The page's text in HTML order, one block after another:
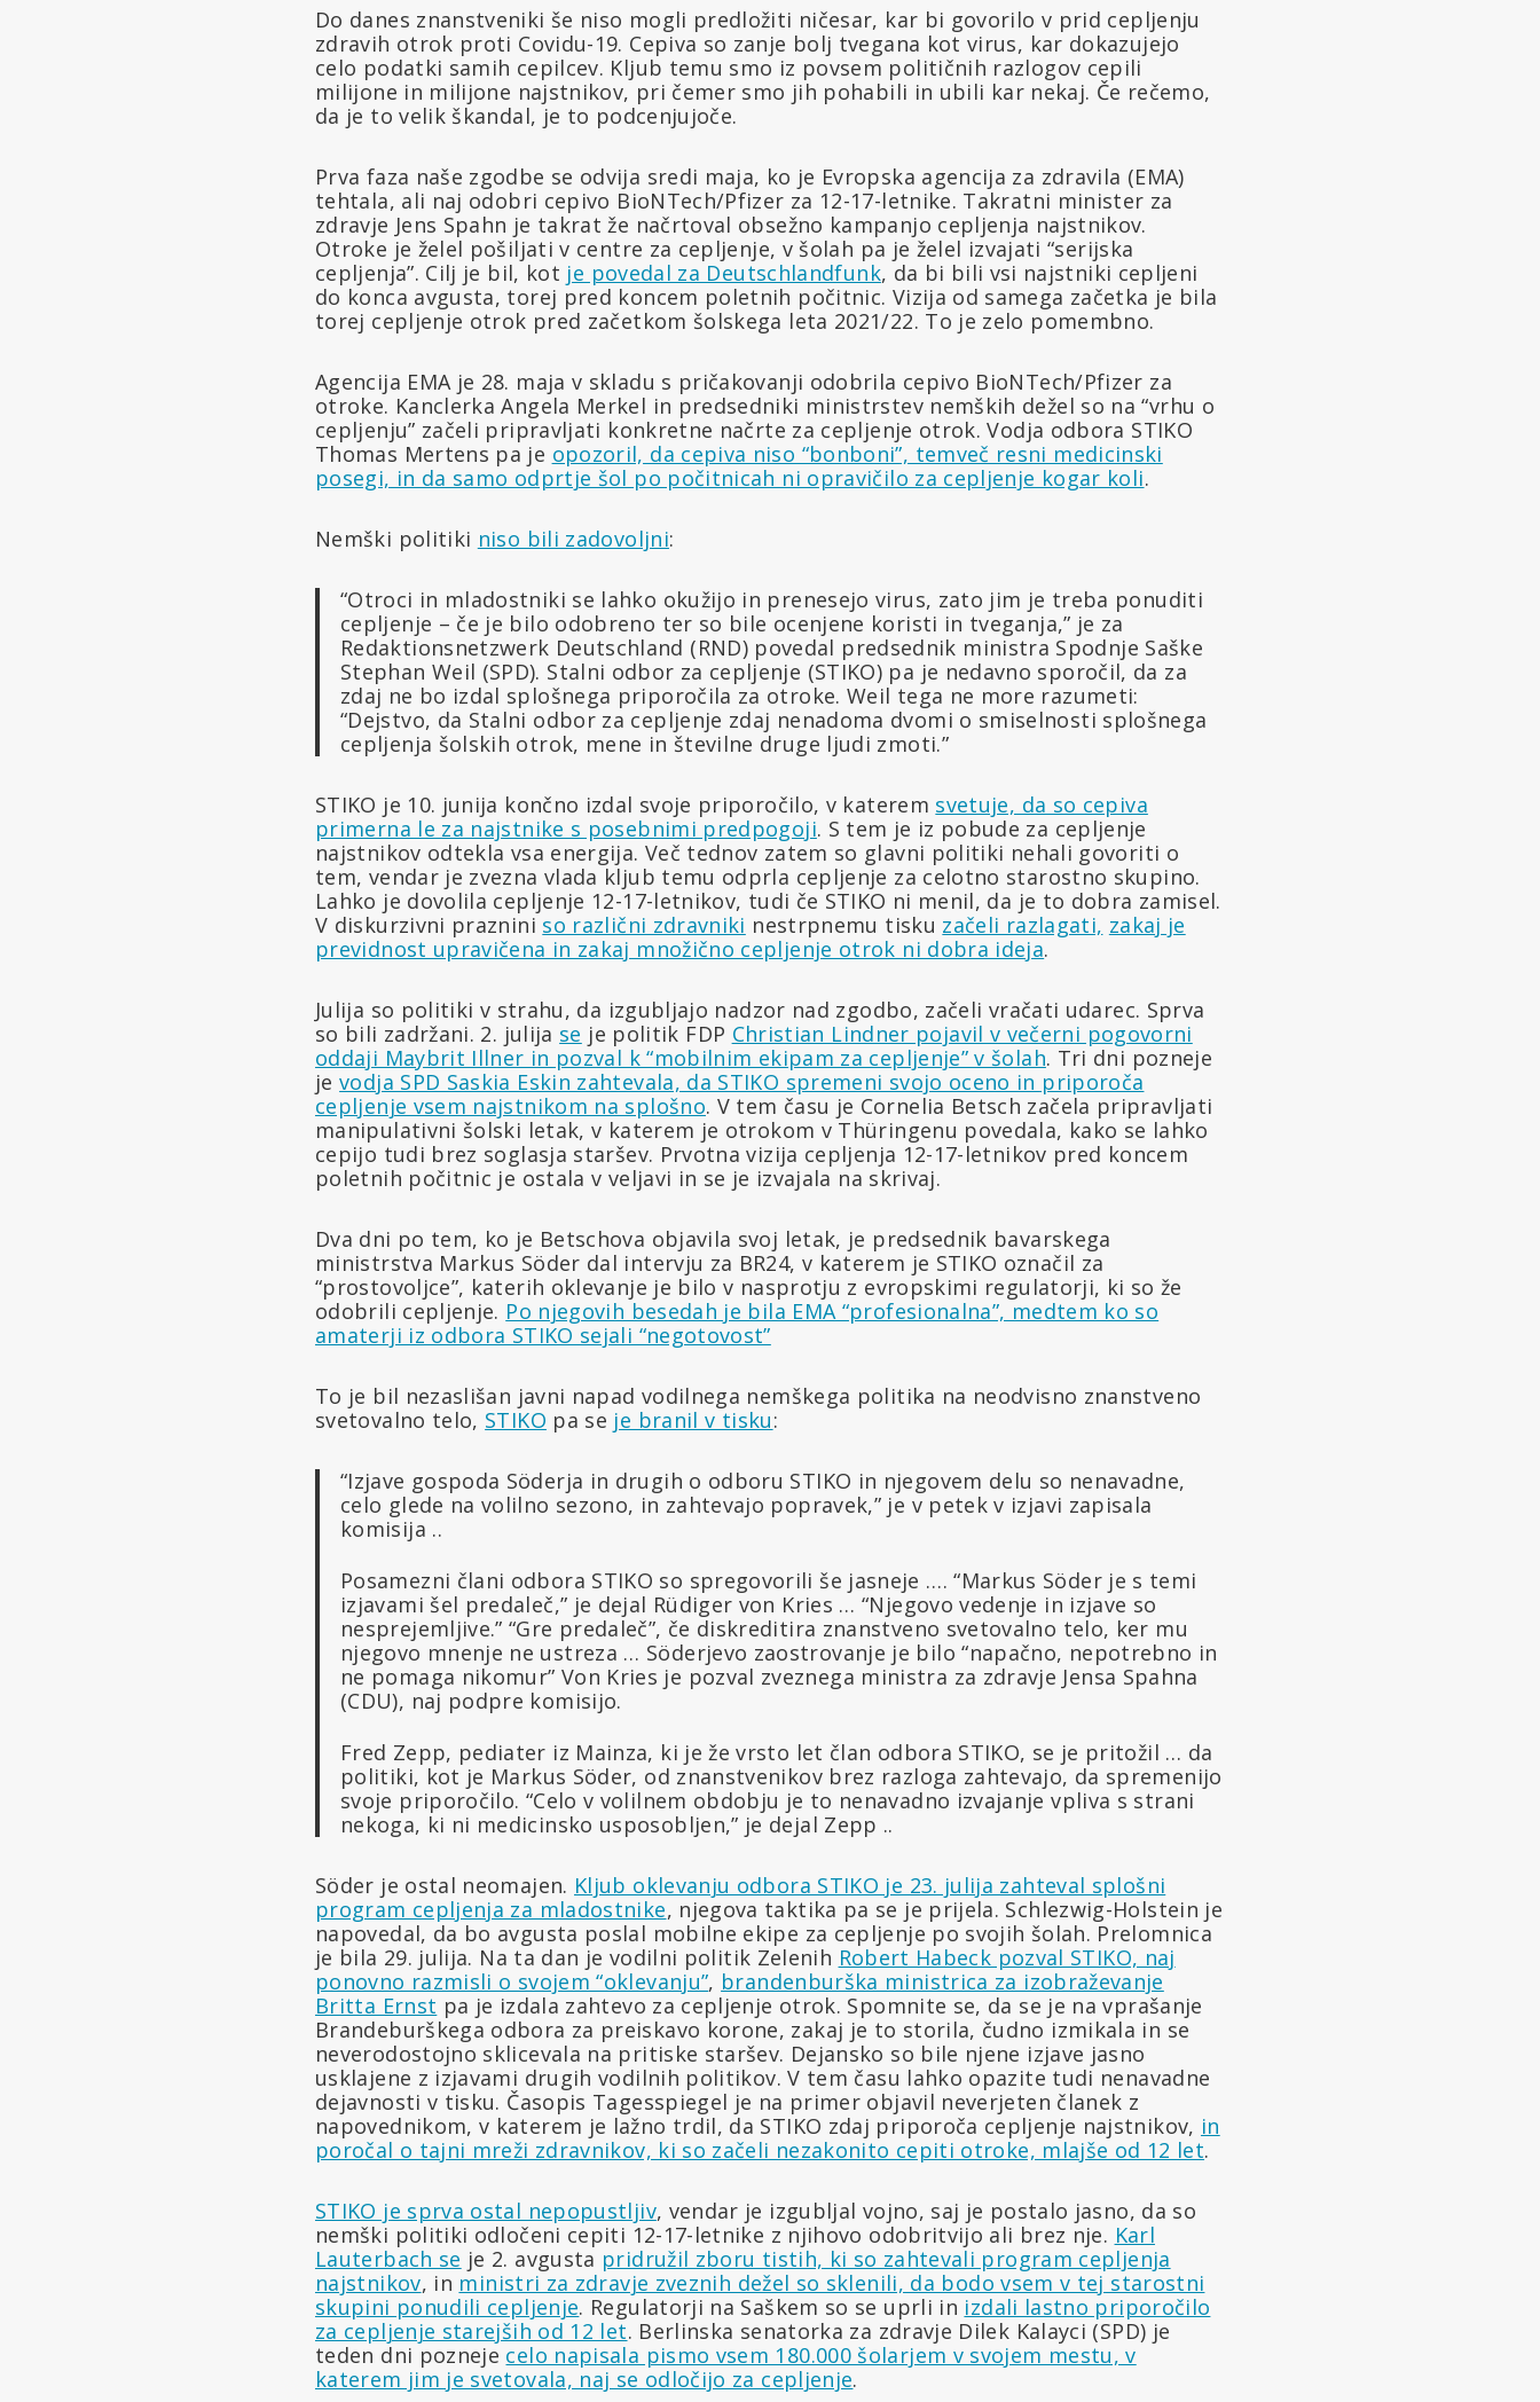
Do danes znanstveniki še niso mogli predložiti ničesar, kar bi govorilo v prid cepljenju
zdravih otrok proti Covidu-19. Cepiva so zanje bolj tvegana kot virus, kar dokazujejo
celo podatki samih cepilcev. Kljub temu smo iz povsem političnih razlogov cepili
milijone in milijone najstnikov, pri čemer smo jih pohabili in ubili kar nekaj. Če rečemo,
da je to velik škandal, je to podcenjujoče.
Prva faza naše zgodbe se odvija sredi maja, ko je Evropska agencija za zdravila (EMA)
tehtala, ali naj odobri cepivo BioNTech/Pfizer za 12-17-letnike. Takratni minister za
zdravje Jens Spahn je takrat že načrtoval obsežno kampanjo cepljenja najstnikov.
Otroke je želel pošiljati v centre za cepljenje, v šolah pa je želel izvajati “serijska
cepljenja”. Cilj je bil, kot je povedal za Deutschlandfunk, da bi bili vsi najstniki cepljeni
do konca avgusta, torej pred koncem poletnih počitnic. Vizija od samega začetka je bila
torej cepljenje otrok pred začetkom šolskega leta 2021/22. To je zelo pomembno.
Agencija EMA je 28. maja v skladu s pričakovanji odobrila cepivo BioNTech/Pfizer za
otroke. Kanclerka Angela Merkel in predsedniki ministrstev nemških dežel so na “vrhu o
cepljenju” začeli pripravljati konkretne načrte za cepljenje otrok. Vodja odbora STIKO
Thomas Mertens pa je opozoril, da cepiva niso “bonboni”, temveč resni medicinski
posegi, in da samo odprtje šol po počitnicah ni opravičilo za cepljenje kogar koli.
Nemški politiki niso bili zadovoljni:
“Otroci in mladostniki se lahko okužijo in prenesejo virus, zato jim je treba ponuditi
cepljenje – če je bilo odobreno ter so bile ocenjene koristi in tveganja,” je za
Redaktionsnetzwerk Deutschland (RND) povedal predsednik ministra Spodnje Saške
Stephan Weil (SPD). Stalni odbor za cepljenje (STIKO) pa je nedavno sporočil, da za
zdaj ne bo izdal splošnega priporočila za otroke. Weil tega ne more razumeti:
“Dejstvo, da Stalni odbor za cepljenje zdaj nenadoma dvomi o smiselnosti splošnega
cepljenja šolskih otrok, mene in številne druge ljudi zmoti.”
STIKO je 10. junija končno izdal svoje priporočilo, v katerem svetuje, da so cepiva
primerna le za najstnike s posebnimi predpogoji. S tem je iz pobude za cepljenje
najstnikov odtekla vsa energija. Več tednov zatem so glavni politiki nehali govoriti o
tem, vendar je zvezna vlada kljub temu odprla cepljenje za celotno starostno skupino.
Lahko je dovolila cepljenje 12-17-letnikov, tudi če STIKO ni menil, da je to dobra zamisel.
V diskurzivni praznini so različni zdravniki nestrpnemu tisku začeli razlagati, zakaj je
previdnost upravičena in zakaj množično cepljenje otrok ni dobra ideja.
Julija so politiki v strahu, da izgubljajo nadzor nad zgodbo, začeli vračati udarec. Sprva
so bili zadržani. 2. julija se je politik FDP Christian Lindner pojavil v večerni pogovorni
oddaji Maybrit Illner in pozval k “mobilnim ekipam za cepljenje” v šolah. Tri dni pozneje
jevodja SPD Saskia Eskin zahtevala, da STIKO spremeni svojo oceno in priporoča
cepljenje vsem najstnikom na splošno. V tem času je Cornelia Betsch začela pripravljati
manipulativni šolski letak, v katerem je otrokom v Thüringenu povedala, kako se lahko
cepijo tudi brez soglasja staršev. Prvotna vizija cepljenja 12-17-letnikov pred koncem
poletnih počitnic je ostala v veljavi in se je izvajala na skrivaj.
Dva dni po tem, ko je Betschova objavila svoj letak, je predsednik bavarskega
ministrstva Markus Söder dal intervju za BR24, v katerem je STIKO označil za
“prostovoljce”, katerih oklevanje je bilo v nasprotju z evropskimi regulatorji, ki so že
odobrili cepljenje. Po njegovih besedah je bila EMA “profesionalna”, medtem ko so
amaterji iz odbora STIKO sejali “negotovost”
To je bil nezaslišan javni napad vodilnega nemškega politika na neodvisno znanstveno
svetovalno telo, STIKO pa se je branil v tisku:
“Izjave gospoda Söderja in drugih o odboru STIKO in njegovem delu so nenavadne,
celo glede na volilno sezono, in zahtevajo popravek,” je v petek v izjavi zapisala
komisija ..
Posamezni člani odbora STIKO so spregovorili še jasneje …. “Markus Söder je s temi
izjavami šel predaleč,” je dejal Rüdiger von Kries … “Njegovo vedenje in izjave so
nesprejemljive.” “Gre predaleč”, če diskreditira znanstveno svetovalno telo, ker mu
njegovo mnenje ne ustreza … Söderjevo zaostrovanje je bilo “napačno, nepotrebno in
ne pomaga nikomur” Von Kries je pozval zveznega ministra za zdravje Jensa Spahna
(CDU), naj podpre komisijo.
Fred Zepp, pediater iz Mainza, ki je že vrsto let član odbora STIKO, se je pritožil … da
politiki, kot je Markus Söder, od znanstvenikov brez razloga zahtevajo, da spremenijo
svoje priporočilo. “Celo v volilnem obdobju je to nenavadno izvajanje vpliva s strani
nekoga, ki ni medicinsko usposobljen,” je dejal Zepp ..
Söder je ostal neomajen. Kljub oklevanju odbora STIKO je 23. julija zahteval splošni
program cepljenja za mladostnike, njegova taktika pa se je prijela. Schlezwig-Holstein je
napovedal, da bo avgusta poslal mobilne ekipe za cepljenje po svojih šolah. Prelomnica
je bila 29. julija. Na ta dan je vodilni politik Zelenih Robert Habeck pozval STIKO, naj
ponovno razmisli o svojem “oklevanju”, brandenburška ministrica za izobraževanje
Britta Ernst pa je izdala zahtevo za cepljenje otrok. Spomnite se, da se je na vprašanje
Brandeburškega odbora za preiskavo korone, zakaj je to storila, čudno izmikala in se
neverodostojno sklicevala na pritiske staršev. Dejansko so bile njene izjave jasno
usklajene z izjavami drugih vodilnih politikov. V tem času lahko opazite tudi nenavadne
dejavnosti v tisku. Časopis Tagesspiegel je na primer objavil neverjeten članek z
napovednikom, v katerem je lažno trdil, da STIKO zdaj priporoča cepljenje najstnikov, in
poročal o tajni mreži zdravnikov, ki so začeli nezakonito cepiti otroke, mlajše od 12 let.
STIKO je sprva ostal nepopustljiv, vendar je izgubljal vojno, saj je postalo jasno, da so
nemški politiki odločeni cepiti 12-17-letnike z njihovo odobritvijo ali brez nje. Karl
Lauterbach se je 2. avgusta pridružil zboru tistih, ki so zahtevali program cepljenja
najstnikov, in ministri za zdravje zveznih dežel so sklenili, da bodo vsem v tej starostni
skupini ponudili cepljenje. Regulatorji na Saškem so se uprli in izdali lastno priporočilo
za cepljenje starejših od 12 let. Berlinska senatorka za zdravje Dilek Kalayci (SPD) je
teden dni pozneje celo napisala pismo vsem 180.000 šolarjem v svojem mestu, v
katerem jim je svetovala, naj se odločijo za cepljenje.